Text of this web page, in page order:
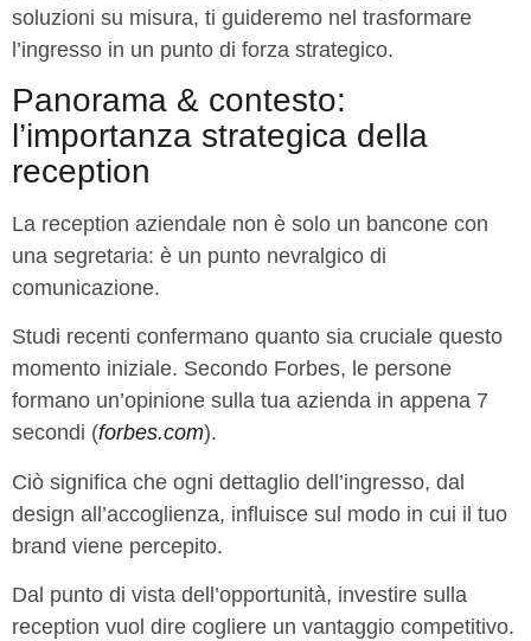
soluzioni su misura, ti guideremo nel trasformare
l’ingresso in un punto di forza strategico.
Panorama & contesto:
l’importanza strategica della
reception
La reception aziendale non è solo un bancone con
una segretaria: è un punto nevralgico di
comunicazione.
Studi recenti confermano quanto sia cruciale questo
momento iniziale. Secondo Forbes, le persone
formano un’opinione sulla tua azienda in appena 7
secondi (forbes.com).
Ciò significa che ogni dettaglio dell’ingresso, dal
design all’accoglienza, influisce sul modo in cui il tuo
brand viene percepito.
Dal punto di vista dell’opportunità, investire sulla
reception vuol dire cogliere un vantaggio competitivo.